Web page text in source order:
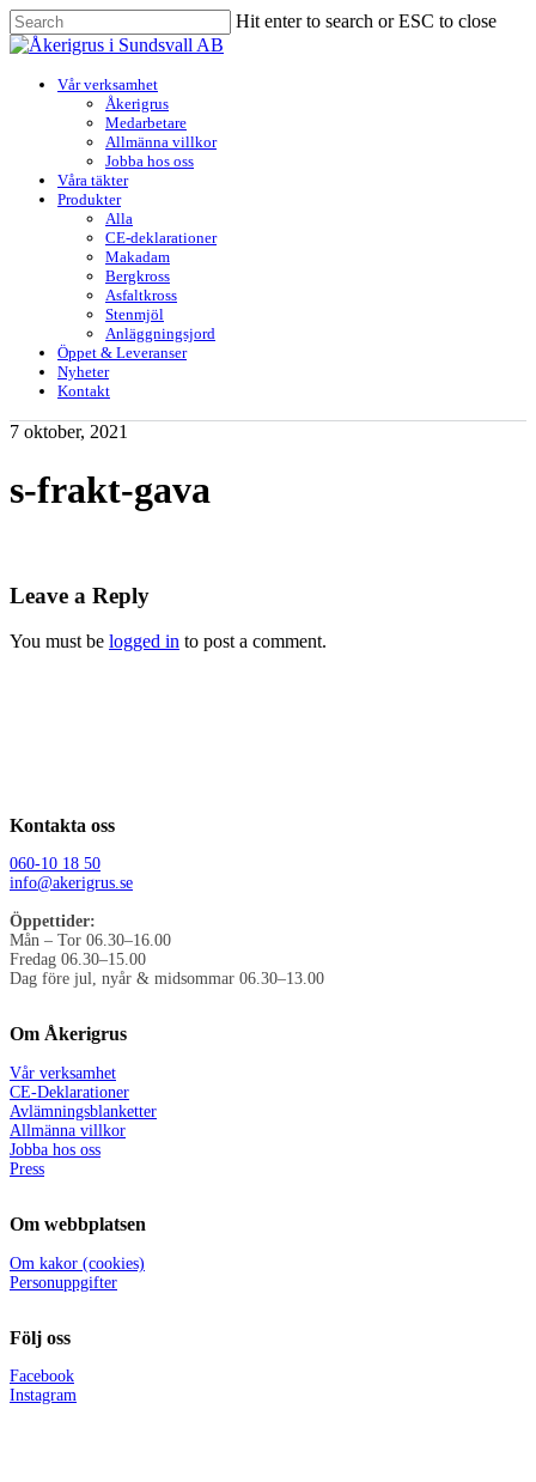
Skip
to
content
Hit enter to search or ESC to close
Close
Menu
Vår verksamhet
Åkerigrus
Medarbetare
Allmänna villkor
Jobba hos oss
Våra täkter
Produkter
Alla
CE-deklarationer
Makadam
Bergkross
Asfaltkross
Stenmjöl
Anläggningsjord
Öppet & Leveranser
Nyheter
Kontakt
7 oktober, 2021
s-frakt-gava
Leave a Reply
You must be logged in to post a comment.
Kontakta oss
060-10 18 50
info@akerigrus.se
Öppettider:
Mån – Tor 06.30–16.00
Fredag 06.30–15.00
Dag före jul, nyår & midsommar 06.30–13.00
Om Åkerigrus
Vår verksamhet
CE-Deklarationer
Avlämningsblanketter
Allmänna villkor
Jobba hos oss
Press
Om webbplatsen
Om kakor (cookies)
Personuppgifter
Följ oss
Facebook
Instagram